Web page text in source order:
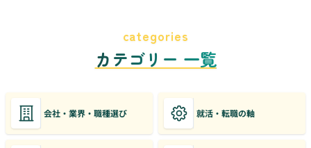
categories
カテゴリー 一覧
会社・業界・職種選び 就活・転職の軸